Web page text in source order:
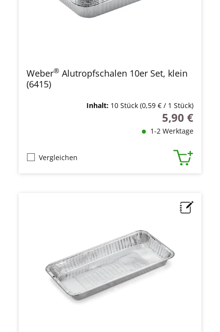
Weber® Alutropfschalen 10er Set, klein
(6415)
Inhalt: 10 Stück (0,59 € / 1 Stück)
Regulärer
5,90 €
1-2 Werktage
Vergleichen